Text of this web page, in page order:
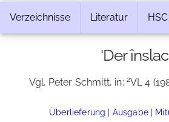
Verzeichnisse Literatur HSC
'Der
Vgl. Peter Schmitt, in: 2VL 4
Überlieferung | Ausgabe|